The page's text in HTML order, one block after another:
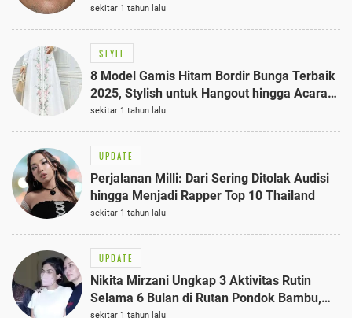
sekitar 1 tahun lalu
STYLE
8 Model Gamis Hitam Bordir Bunga Terbaik
2025, Stylish untuk Hangout hingga Acara
Semi-Formal
sekitar 1 tahun lalu
UPDATE
Perjalanan Milli: Dari Sering Ditolak Audisi
hingga Menjadi Rapper Top 10 Thailand
sekitar 1 tahun lalu
UPDATE
Nikita Mirzani Ungkap 3 Aktivitas Rutin
Selama 6 Bulan di Rutan Pondok Bambu,
sekitar 1 tahun lalu